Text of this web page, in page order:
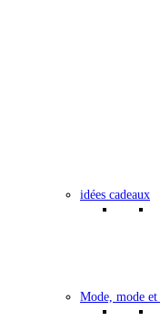
idées cadeaux
Mode, mode